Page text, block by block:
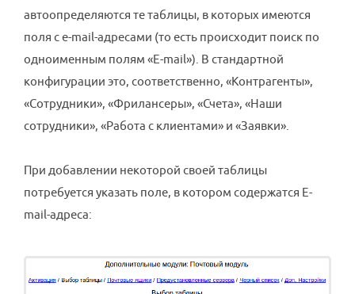
автоопределяются те таблицы, в которых имеются
поля с e-mail-адресами (то есть происходит поиск по
одноименным полям «E-mail»). В стандартной
конфигурации это, соответственно, «Контрагенты»,
«Сотрудники», «Фрилансеры», «Счета», «Наши
сотрудники», «Работа с клиентами» и «Заявки».
При добавлении некоторой своей таблицы
потребуется указать поле, в котором содержатся E-
mail-адреса: